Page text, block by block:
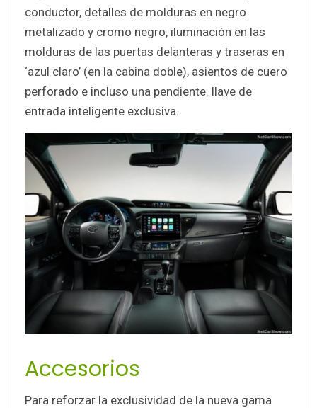
conductor, detalles de molduras en negro
metalizado y cromo negro, iluminación en las
molduras de las puertas delanteras y traseras en
‘azul claro’ (en la cabina doble), asientos de cuero
perforado e incluso una pendiente. llave de
entrada inteligente exclusiva.
Accesorios
Para reforzar la exclusividad de la nueva gama